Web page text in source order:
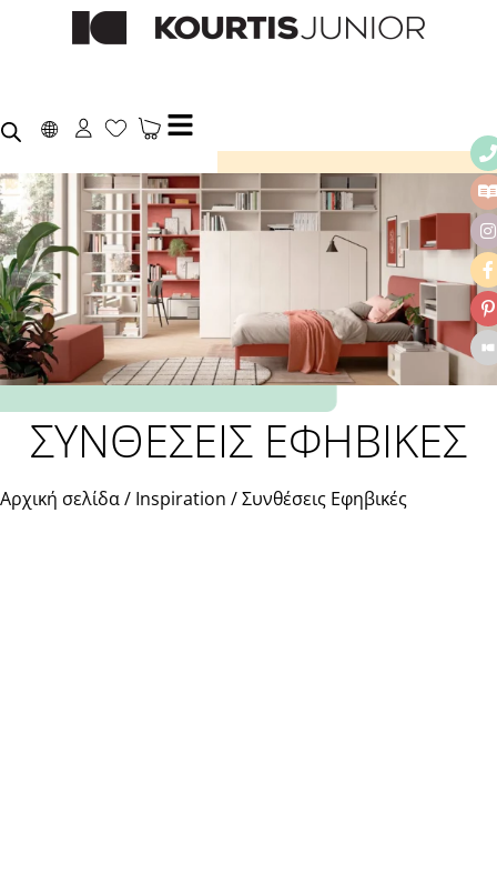
ΣΥΝΘΕΣΕΙΣ ΕΦΗΒΙΚΕΣ
Αρχική σελίδα/ Inspiration / Συνθέσεις Εφηβικές